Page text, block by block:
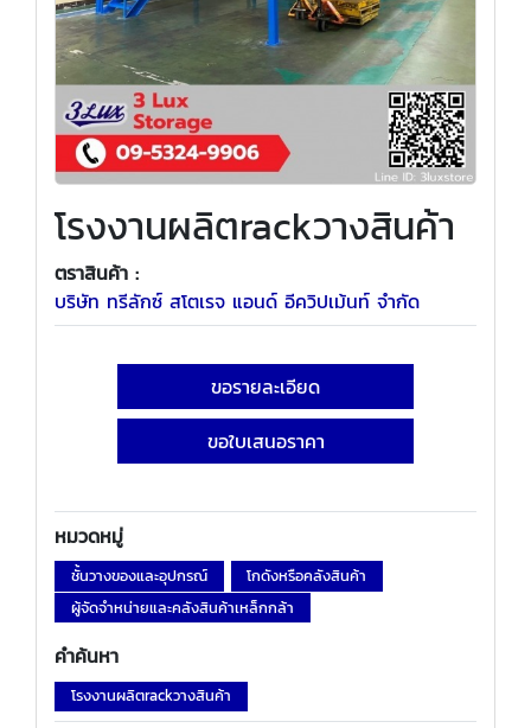
โรงงานผลิตrackวางสินค้า
ตราสินค้า :
บริษัท ทรีลักซ์ สโตเรจ แอนด์ อีควิปเม้นท์ จำกัด
ขอรายละเอียด
ขอใบเสนอราคา
หมวดหมู่
ชั้นวางของและอุปกรณ์
โกดังหรือคลังสินค้า
ผู้จัดจำหน่ายและคลังสินค้าเหล็กกล้า
คำค้นหา
โรงงานผลิตrackวางสินค้า